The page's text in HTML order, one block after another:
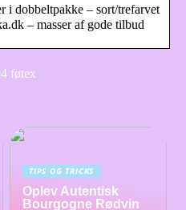
dobbeltpakke – sort/trefarvet
– masser af gode tilbud
føtex
TIPS OG TRICKS
Oplev Autentisk
Bourgogne Rødvin